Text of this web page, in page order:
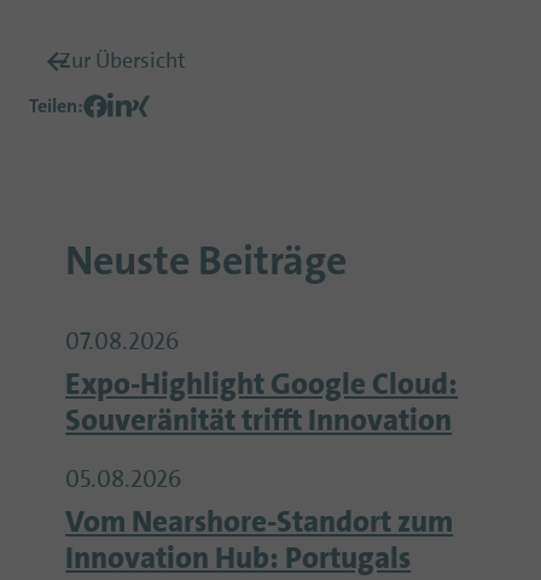
Zur Übersicht
Teilen:
Neuste Beiträge
07.08.2026
Expo-Highlight Google Cloud:
Souveränität trifft Innovation
05.08.2026
Vom Nearshore-Standort zum
Innovation Hub: Portugals